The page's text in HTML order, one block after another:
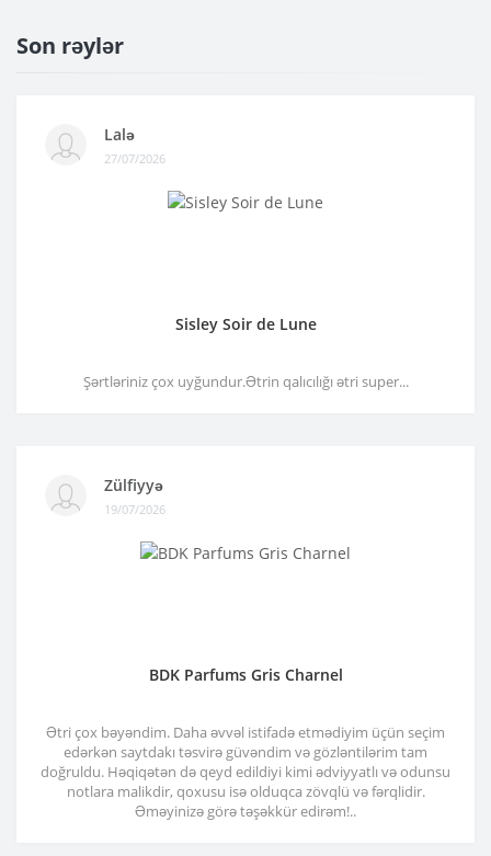
Son rəylər
Lalə
27/07/2026
Sisley Soir de Lune
Şərtləriniz çox uyğundur.Ətrin qalıcılığı ətri super...
Zülfiyyə
19/07/2026
BDK Parfums Gris Charnel
Ətri çox bəyəndim. Daha əvvəl istifadə etmədiyim üçün seçim
edərkən saytdakı təsvirə güvəndim və gözləntilərim tam
doğruldu. Həqiqətən də qeyd edildiyi kimi ədviyyatlı və odunsu
notlara malikdir, qoxusu isə olduqca zövqlü və fərqlidir.
Əməyinizə görə təşəkkür edirəm!..